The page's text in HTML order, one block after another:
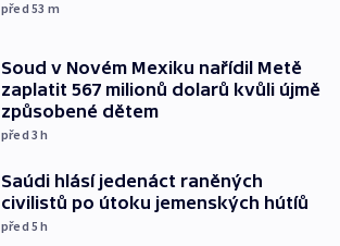
před 53 m
Soud v Novém Mexiku nařídil Metě
zaplatit 567 milionů dolarů kvůli újmě
způsobené dětem
před 3h
Saúdi hlásí jedenáct raněných
civilistů po útoku jemenských hútíů
před 5h